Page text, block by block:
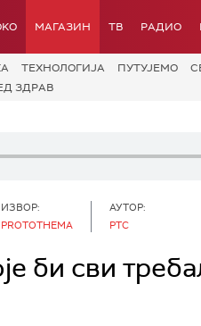
МАГАЗИН ТВ РАДИО
ТЕХНОЛОГИЈA ПУТУЈЕМО
ЗДРАВ
ИЗВОР:
PROTOTHEMA
АУТОР:
РТС
би сви